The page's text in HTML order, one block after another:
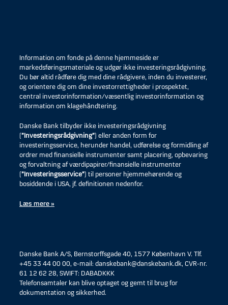
Information om fonde på denne hjemmeside er
markedsføringsmateriale og udgør ikke investeringsrådgivning.
Du bør altid rådføre dig med dine rådgivere, inden du investerer,
og orientere dig om dine investorrettigheder i prospektet,
central investorinformation/væsentlig investorinformation og
information om klagehåndtering.
Danske Bank tilbyder ikke investeringsrådgivning
(”Investeringsrådgivning”) eller anden form for
investeringsservice, herunder handel, udførelse og formidling af
ordrer med finansielle instrumenter samt placering, opbevaring
og forvaltning af værdipapirer/finansielle instrumenter
(”Investeringsservice”) til personer hjemmehørende og
bosiddende i USA, jf. definitionen nedenfor.
Læs mere »
Danske Bank A/S, Bernstorffsgade 40, 1577 København V. Tlf.
+45 33 44 00 00, e-mail: danskebank@danskebank.dk, CVR-nr.
61 12 62 28, SWIFT: DABADKKK
Telefonsamtaler kan blive optaget og gemt til brug for
dokumentation og sikkerhed.